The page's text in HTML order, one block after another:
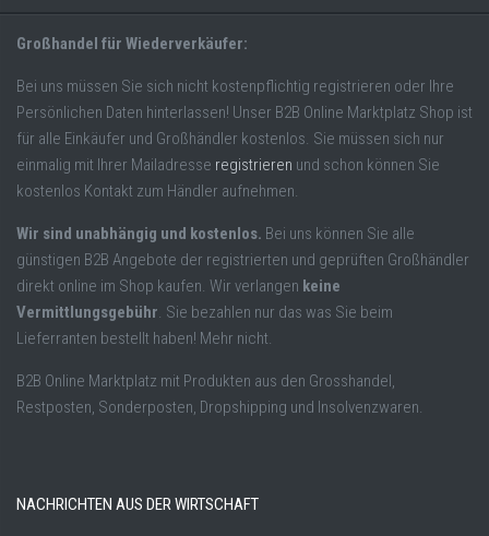
Großhandel für Wiederverkäufer:
Bei uns müssen Sie sich nicht kostenpflichtig registrieren oder Ihre
Persönlichen Daten hinterlassen! Unser B2B Online Marktplatz Shop ist
für alle Einkäufer und Großhändler kostenlos. Sie müssen sich nur
einmalig mit Ihrer Mailadresse registrieren und schon können Sie
kostenlos Kontakt zum Händler aufnehmen.
Wir sind unabhängig und kostenlos. Bei uns können Sie alle
günstigen B2B Angebote der registrierten und geprüften Großhändler
direkt online im Shop kaufen. Wir verlangen keine
Vermittlungsgebühr. Sie bezahlen nur das was Sie beim
Lieferranten bestellt haben! Mehr nicht.
B2B Online Marktplatz mit Produkten aus den Grosshandel,
Restposten, Sonderposten, Dropshipping und Insolvenzwaren.
NACHRICHTEN AUS DER WIRTSCHAFT